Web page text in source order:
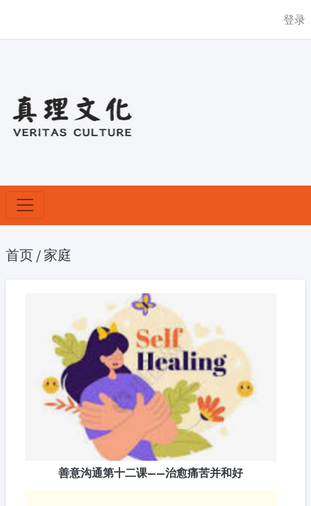
登录
首页 / 家庭
善意沟通第十二课——治愈痛苦并和好